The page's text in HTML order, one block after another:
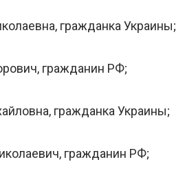
гражданка Украины;
гражданин РФ;
гражданка Украины;
гражданин РФ;